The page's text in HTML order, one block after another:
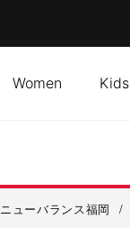
Women Kids
ニューバランス福岡 /